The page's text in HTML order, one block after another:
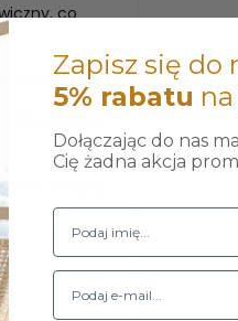
co
o
można
Zapisz się do
5% rabatu
Dołączając do nas
Cię żadna akcja